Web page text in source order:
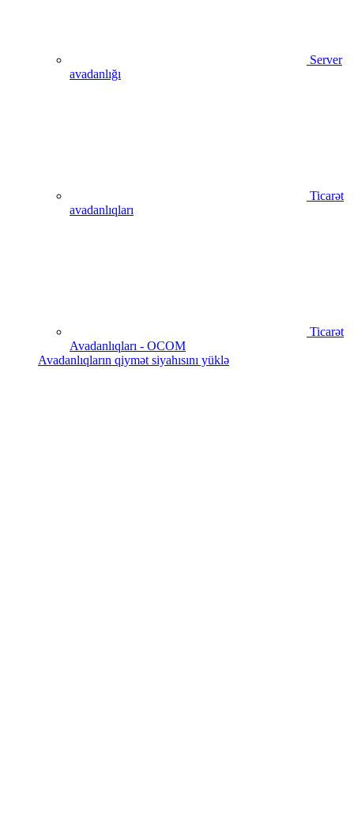
Server
avadanlığı
Ticarət
avadanlıqları
Ticarət
Avadanlıqları - OCOM
Avadanlıqların qiymət siyahısını yüklə